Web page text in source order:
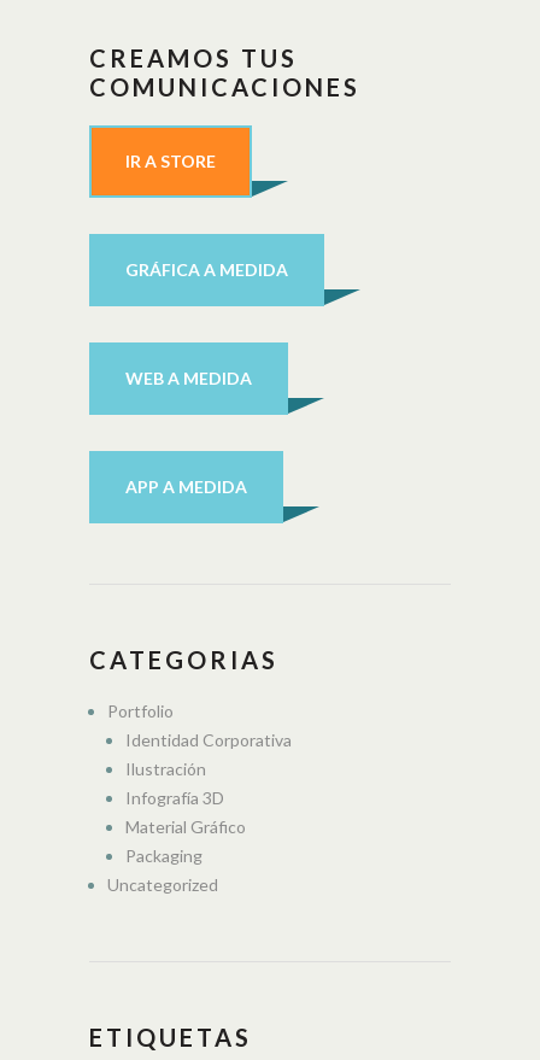
CREAMOS TUS
COMUNICACIONES
IR A STORE
GRÁFICA A MEDIDA
WEB A MEDIDA
APP A MEDIDA
CATEGORIAS
Portfolio
Identidad Corporativa
Ilustración
Infografía 3D
Material Gráfico
Packaging
Uncategorized
ETIQUETAS